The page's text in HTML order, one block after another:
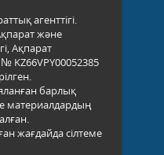
агенттігі.
және
Ақпарат
KZ66VPY00052385
барлық
материалдардың
жағдайда сілтеме